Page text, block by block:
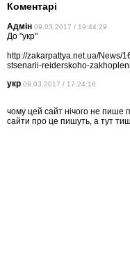
Коментарі
Адмін 09.03.2017 / 19:44:29
До "укр"
http://zakarpattya.net.ua/News/
stsenarii-reiderskoho-
укр 09.03.2017 / 17:24:16
чому цей сайт нічого не пише
сайти про це пишуть, а тут